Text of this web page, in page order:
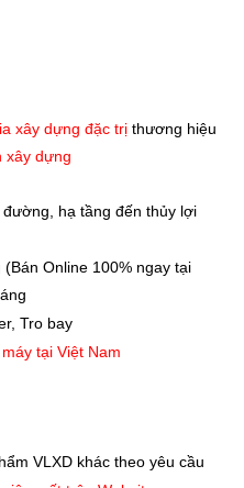
xây dựng đặc trị thương hiệu
xây dựng
hạ tầng đến thủy lợi
(Bán Online 100% ngay tại
Tro bay
tại Việt Nam
VLXD khác theo yêu cầu